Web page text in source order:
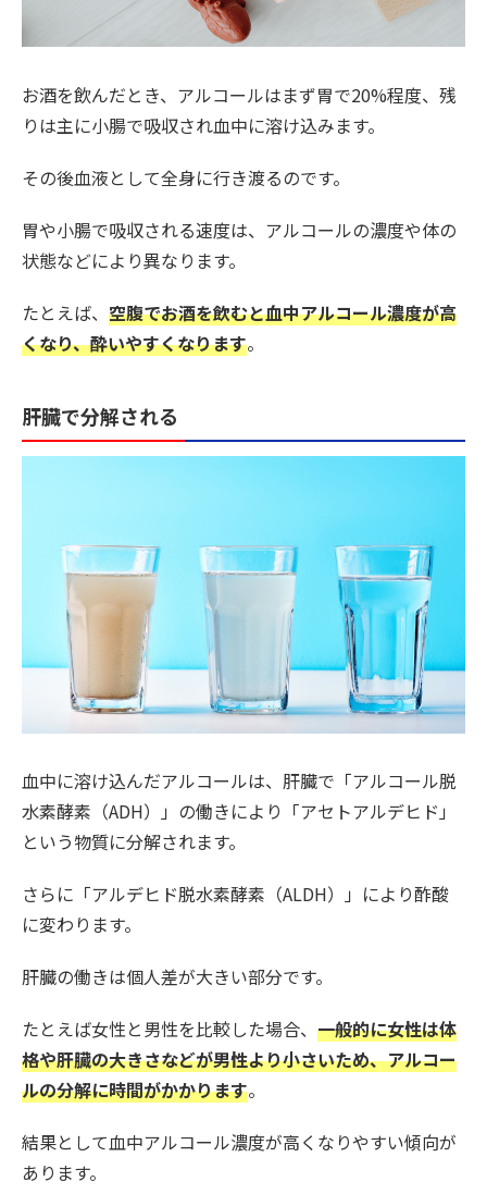
お酒を飲んだとき、アルコールはまず胃で20%程度、残
りは主に小腸で吸収され血中に溶け込みます。
その後血液として全身に行き渡るのです。
胃や小腸で吸収される速度は、アルコールの濃度や体の
状態などにより異なります。
たとえば、 空腹でお酒を飲むと血中アルコール濃度が高
くなり、酔いやすくなります。
肝臓で分解される
血中に溶け込んだアルコールは、肝臓で「アルコール脱
水素酵素（ADH）」の働きにより「アセトアルデヒド」
という物質に分解されます。
さらに「アルデヒド脱水素酵素（ALDH）」により酢酸
に変わります。
肝臓の働きは個人差が大きい部分です。
たとえば女性と男性を比較した場合、 一般的に女性は体
格や肝臓の大きさなどが男性より小さいため、アルコー
ルの分解に時間がかかります。
結果として血中アルコール濃度が高くなりやすい傾向が
あります。